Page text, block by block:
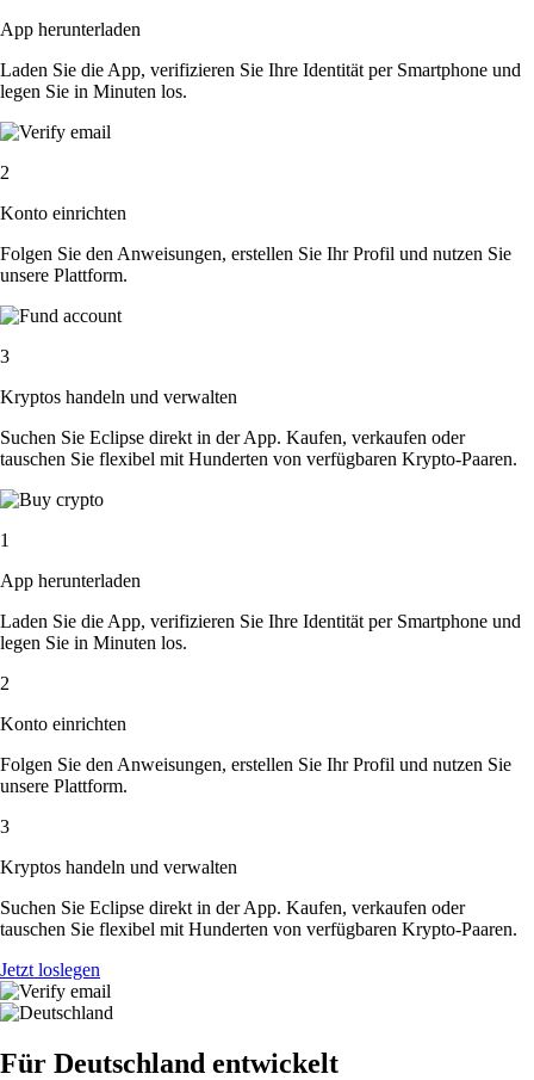
App herunterladen
Laden Sie die App, verifizieren Sie Ihre Identität per Smartphone und
legen Sie in Minuten los.
2
Konto einrichten
Folgen Sie den Anweisungen, erstellen Sie Ihr Profil und nutzen Sie
unsere Plattform.
3
Kryptos handeln und verwalten
Suchen Sie Eclipse direkt in der App. Kaufen, verkaufen oder
tauschen Sie flexibel mit Hunderten von verfügbaren Krypto-Paaren.
1
App herunterladen
Laden Sie die App, verifizieren Sie Ihre Identität per Smartphone und
legen Sie in Minuten los.
2
Konto einrichten
Folgen Sie den Anweisungen, erstellen Sie Ihr Profil und nutzen Sie
unsere Plattform.
3
Kryptos handeln und verwalten
Suchen Sie Eclipse direkt in der App. Kaufen, verkaufen oder
tauschen Sie flexibel mit Hunderten von verfügbaren Krypto-Paaren.
Jetzt loslegen
Für Deutschland entwickelt